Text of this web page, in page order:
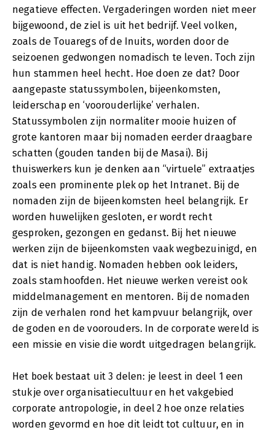
negatieve effecten. Vergaderingen worden niet meer
bijgewoond, de ziel is uit het bedrijf. Veel volken,
zoals de Touaregs of de Inuits, worden door de
seizoenen gedwongen nomadisch te leven. Toch zijn
hun stammen heel hecht. Hoe doen ze dat? Door
aangepaste statussymbolen, bijeenkomsten,
leiderschap en ‘voorouderlijke’ verhalen.
Statussymbolen zijn normaliter mooie huizen of
grote kantoren maar bij nomaden eerder draagbare
schatten (gouden tanden bij de Masai). Bij
thuiswerkers kun je denken aan “virtuele” extraatjes
zoals een prominente plek op het Intranet. Bij de
nomaden zijn de bijeenkomsten heel belangrijk. Er
worden huwelijken gesloten, er wordt recht
gesproken, gezongen en gedanst. Bij het nieuwe
werken zijn de bijeenkomsten vaak wegbezuinigd, en
dat is niet handig. Nomaden hebben ook leiders,
zoals stamhoofden. Het nieuwe werken vereist ook
middelmanagement en mentoren. Bij de nomaden
zijn de verhalen rond het kampvuur belangrijk, over
de goden en de voorouders. In de corporate wereld is
een missie en visie die wordt uitgedragen belangrijk.
Het boek bestaat uit 3 delen: je leest in deel 1 een
stukje over organisatiecultuur en het vakgebied
corporate antropologie, in deel 2 hoe onze relaties
worden gevormd en hoe dit leidt tot cultuur, en in